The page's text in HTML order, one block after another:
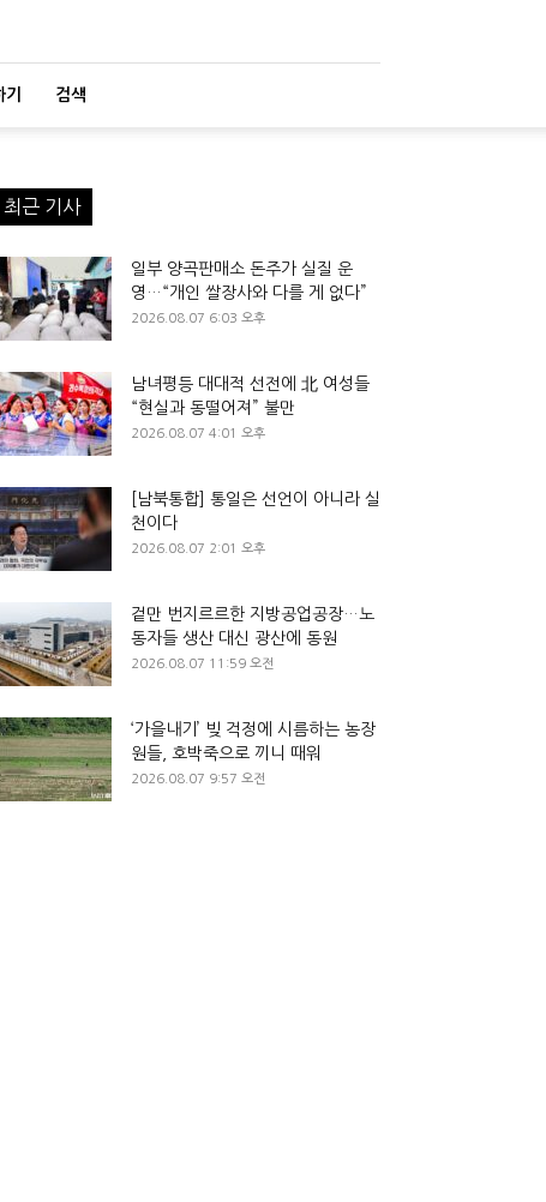
검색
최근 기사
일부 양곡판매소 돈주가 실질 운
영…“개인 쌀장사와 다를 게 없다”
2026.08.07 6:03 오후
남녀평등 대대적 선전에 北 여성들
“현실과 동떨어져” 불만
2026.08.07 4:01 오후
[남북통합] 통일은 선언이 아니라 실
천이다
2026.08.07 2:01 오후
겉만 번지르르한 지방공업공장…노
동자들 생산 대신 광산에 동원
2026.08.07 11:59 오전
‘가을내기’ 빚 걱정에 시름하는 농장
원들, 호박죽으로 끼니 때워
2026.08.07 9:57 오전